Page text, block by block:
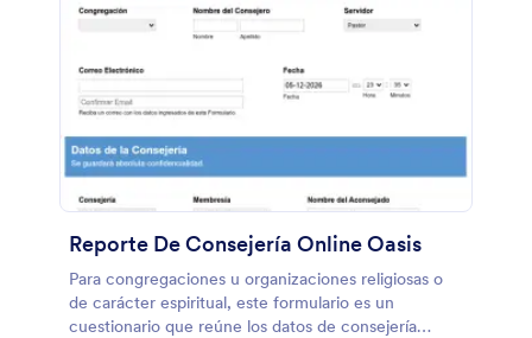
Reporte De Consejería Online Oasis
Para congregaciones u organizaciones religiosas o
de carácter espiritual, este formulario es un
cuestionario que reúne los datos de consejería